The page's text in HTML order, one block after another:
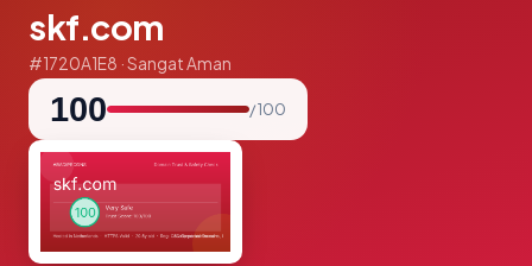
skf.com
#1720A1E8 · Sangat Aman
100 / 100